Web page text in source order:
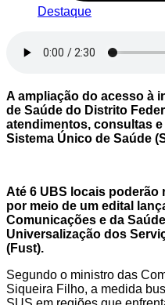
Destaque
A ampliação do acesso à
de Saúde do Distrito
atendimentos, consultas
Sistema Único de Saúde
Até 6 UBS locais poderão
por meio de um edital
Comunicações e da
Universalização dos
(Fust).
Segundo o ministro das
Siqueira Filho, a medida